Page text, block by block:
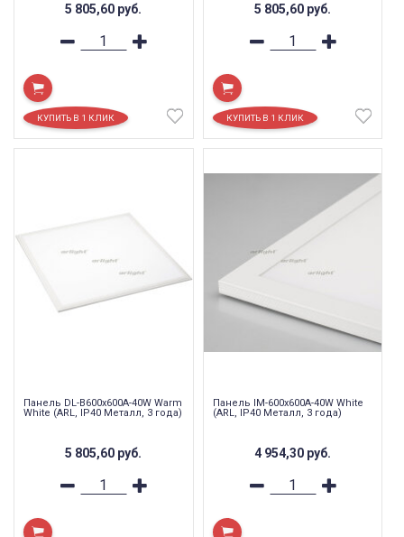
5 805,60 руб. 5 805,60 руб.
Панель DL-B600x600A-40W Warm
White (ARL, IP40 Металл, 3 года)
5 805,60 руб.
Панель IM-600x600A-40W White
(ARL, IP40 Металл, 3 года)
4 954,30 руб.